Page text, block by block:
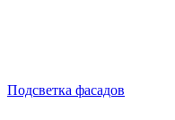
Подсветка фасадов